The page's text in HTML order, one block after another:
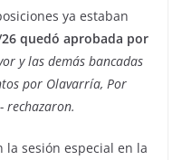
ya estaban
quedó aprobada por
y las demás bancadas
por Olavarría, Por
rechazaron.
sesión especial en la